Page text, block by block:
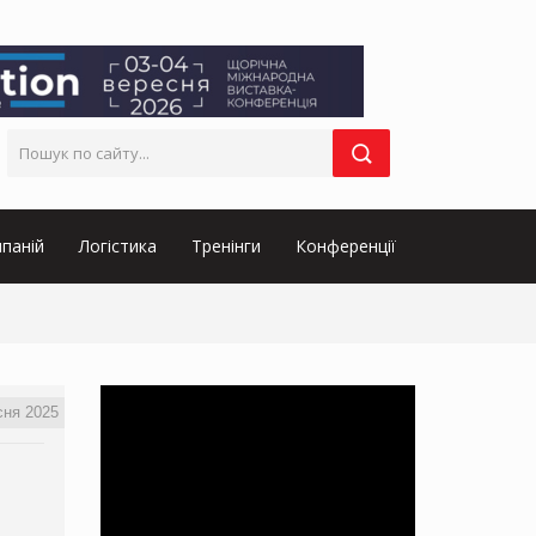
Логістика Тренінги Конференції
2025